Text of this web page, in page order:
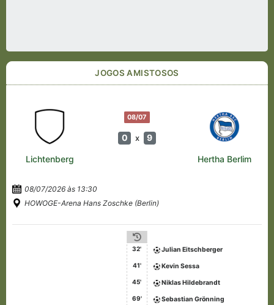
JOGOS AMISTOSOS
08/07
0 x 9
Lichtenberg Hertha Berlim
08/07/2026 às 13:30
HOWOGE-Arena Hans Zoschke (Berlin)
32' Julian Eitschberger
41' Kevin Sessa
45' Niklas Hildebrandt
69' Sebastian Grönning